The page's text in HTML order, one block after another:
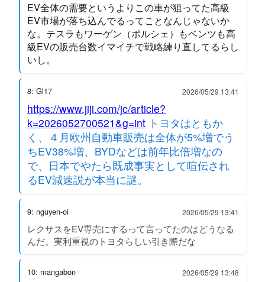
EV全体の需要というよりこの車が狙ってた高級
EV市場が落ち込んでるってことなんじゃないか
な。テスラもワーゲン（ポルシェ）もベンツも高
級EVの販売台数イマイチで戦略練り直してるらし
いし。
8: Gl17 2026/05/29 13:41
https://www.jiji.com/jc/article?
k=2026052700521&g=int トヨタはともか
く、４月欧州自動車販売は全体が5%増でう
ちEV38%増、BYDなどは前年比倍増なの
で、日本でやたら既成事実として喧伝され
るEV減速説が本当に謎。
9: nguyen-oi 2026/05/29 13:41
レクサスをEV専売にするって言ってたのはどうなる
んだ。実利重視のトヨタらしい引き際だな
10: mangabon 2026/05/29 13:48